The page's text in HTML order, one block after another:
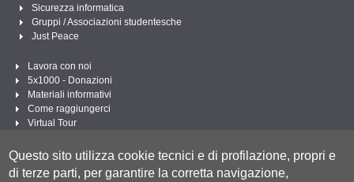
Sicurezza informatica
Gruppi / Associazioni studentesche
Just Peace
Lavora con noi
5x1000 - Donazioni
Materiali informativi
Come raggiungerci
Virtual Tour
Segui UNISI
Questo sito utilizza cookie tecnici e di profilazione, propri e
di terze parti, per garantire la corretta navigazione,